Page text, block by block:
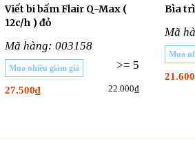
Viết bi bấm Flair Q-Max (
12c/h ) đỏ
Mã hàng: 003158
>= 5
Mua nhiều giảm giá
27.500₫ 22.000₫
Bìa
Mã
Mua